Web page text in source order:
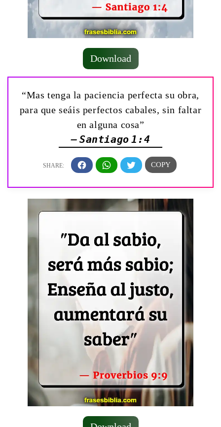
Download
“Mas tenga la paciencia perfecta su obra,
para que seáis perfectos cabales, sin faltar
en alguna cosa”
— Santiago 1:4